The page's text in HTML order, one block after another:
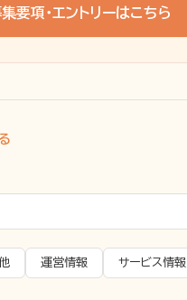
要項・エントリーはこちら
運営情報 サービス情報